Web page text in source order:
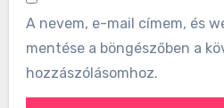
A nevem, e-mail címem, és
mentése a böngészőben a
hozzászólásomhoz.